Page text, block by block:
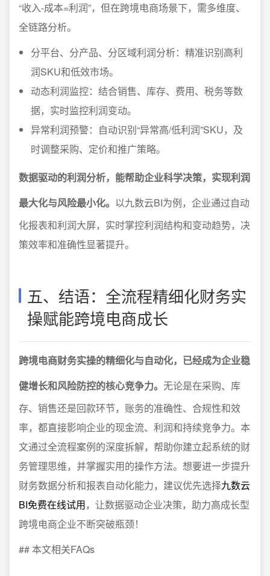
“收入-成本=利润”，但在跨境电商场景下，需多维度、
全链路分析。
分平台、分产品、分区域利润分析：精准识别高利
润SKU和低效市场。
动态利润监控：结合销售、库存、费用、税务等数
据，实时监控利润变动。
异常利润预警：自动识别“异常高/低利润”SKU，及
时调整采购、定价和推广策略。
数据驱动的利润分析，能帮助企业科学决策，实现利润
最大化与风险最小化。 以九数云BI为例，企业通过自动
化报表和利润大屏，实时掌控利润结构和变动趋势，决
策效率和准确性显著提升。
五、结语：全流程精细化财务实
操赋能跨境电商成长
跨境电商财务实操的精细化与自动化，已经成为企业稳
健增长和风险防控的核心竞争力。 无论是在采购、库
存、销售还是回款环节，账务的准确性、合规性和效
率，都直接影响企业的现金流、利润和持续竞争力。本
文通过全流程案例的深度拆解，帮助你建立起系统的财
务管理思维，并掌握实用的操作方法。想要进一步提升
财务数据分析和报表自动化能力，建议优先选择九数云
BI免费在线试用，让数据驱动企业决策，助力高成长型
跨境电商企业不断突破瓶颈！
## 本文相关FAQs